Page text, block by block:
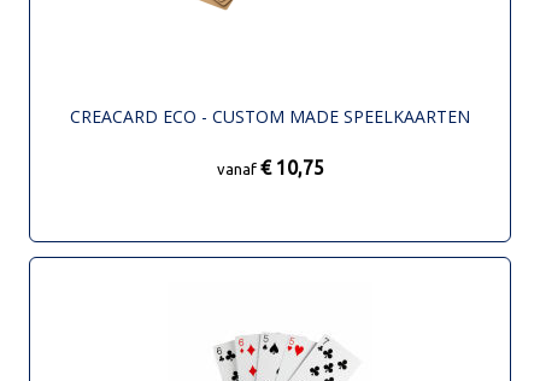
CREACARD ECO - CUSTOM MADE SPEELKAARTEN
vanaf € 10,75